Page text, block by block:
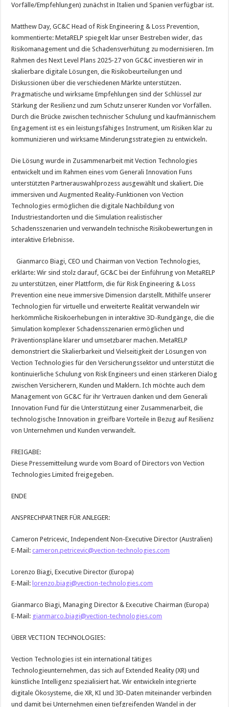
Vorfälle/Empfehlungen) zunächst in Italien und Spanien verfügbar ist.
Matthew Day, GC&C Head of Risk Engineering & Loss Prevention,
kommentierte: MetaRELP spiegelt klar unser Bestreben wider, das
Risikomanagement und die Schadensverhütung zu modernisieren. Im
Rahmen des Next Level Plans 2025-27 von GC&C investieren wir in
skalierbare digitale Lösungen, die Risikobeurteilungen und
Diskussionen über die verschiedenen Märkte unterstützen.
Pragmatische und wirksame Empfehlungen sind der Schlüssel zur
Stärkung der Resilienz und zum Schutz unserer Kunden vor Vorfällen.
Durch die Brücke zwischen technischer Schulung und kaufmännischem
Engagement ist es ein leistungsfähiges Instrument, um Risiken klar zu
kommunizieren und wirksame Minderungsstrategien zu entwickeln.
Die Lösung wurde in Zusammenarbeit mit Vection Technologies
entwickelt und im Rahmen eines vom Generali Innovation Funs
unterstützten Partnerauswahlprozess ausgewählt und skaliert. Die
immersiven und Augmented Reality-Funktionen von Vection
Technologies ermöglichen die digitale Nachbildung von
Industriestandorten und die Simulation realistischer
Schadensszenarien und verwandeln technische Risikobewertungen in
interaktive Erlebnisse.
Gianmarco Biagi, CEO und Chairman von Vection Technologies,
erklärte: Wir sind stolz darauf, GC&C bei der Einführung von MetaRELP
zu unterstützen, einer Plattform, die für Risk Engineering & Loss
Prevention eine neue immersive Dimension darstellt. Mithilfe unserer
Technologien für virtuelle und erweiterte Realität verwandeln wir
herkömmliche Risikoerhebungen in interaktive 3D-Rundgänge, die die
Simulation komplexer Schadensszenarien ermöglichen und
Präventionspläne klarer und umsetzbarer machen. MetaRELP
demonstriert die Skalierbarkeit und Vielseitigkeit der Lösungen von
Vection Technologies für den Versicherungssektor und unterstützt die
kontinuierliche Schulung von Risk Engineers und einen stärkeren Dialog
zwischen Versicherern, Kunden und Maklern. Ich möchte auch dem
Management von GC&C für ihr Vertrauen danken und dem Generali
Innovation Fund für die Unterstützung einer Zusammenarbeit, die
technologische Innovation in greifbare Vorteile in Bezug auf Resilienz
von Unternehmen und Kunden verwandelt.
FREIGABE:
Diese Pressemitteilung wurde vom Board of Directors von Vection
Technologies Limited freigegeben.
ENDE
ANSPRECHPARTNER FÜR ANLEGER:
Cameron Petricevic, Independent Non-Executive Director (Australien)
E-Mail:cameron.petricevic@vection-technologies.com
Lorenzo Biagi, Executive Director (Europa)
E-Mail:lorenzo.biagi@vection-technologies.com
Gianmarco Biagi, Managing Director & Executive Chairman (Europa)
E-Mail: gianmarco.biagi@vection-technologies.com
ÜBER VECTION TECHNOLOGIES:
Vection Technologies ist ein international tätiges
Technologieunternehmen, das sich auf Extended Reality (XR) und
künstliche Intelligenz spezialisiert hat. Wir entwickeln integrierte
digitale Ökosysteme, die XR, KI und 3D-Daten miteinander verbinden
und damit bei Unternehmen einen tiefgreifenden Wandel in der